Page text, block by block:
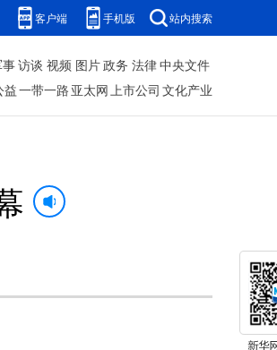
客户端 手机版 站内搜索
访谈 视频 图片政务 法律中央文件
益一带一路 亚太网上市公司 文化产业